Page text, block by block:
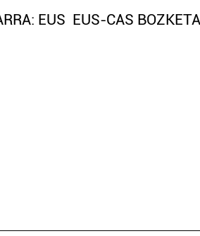
EUS EUS-CAS BOZKETA